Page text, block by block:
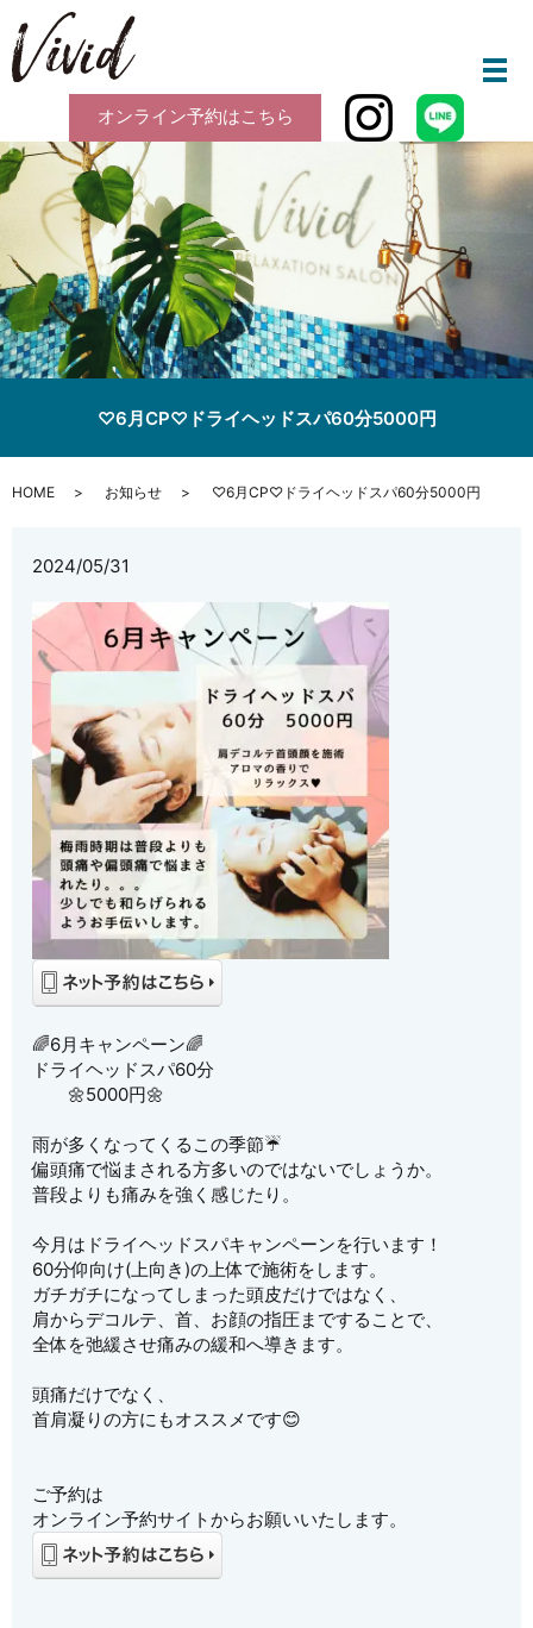
メ
オンライン予約はこちら
♡6月CP♡ドライヘッドスパ60分5000円
HOME お知らせ ♡6月CP♡ドライヘッドスパ60分5000円
2024/05/31
🌈6月キャンペーン🌈
ドライヘッドスパ60分
🌼5000円🌼
雨が多くなってくるこの季節☔
偏頭痛で悩まされる方多いのではないでしょうか。
普段よりも痛みを強く感じたり。
今月はドライヘッドスパキャンペーンを行います！
60分仰向け(上向き)の上体で施術をします。
ガチガチになってしまった頭皮だけではなく、
肩からデコルテ、首、お顔の指圧まですることで、
全体を弛緩させ痛みの緩和へ導きます。
頭痛だけでなく、
首肩凝りの方にもオススメです😊
ご予約は
オンライン予約サイトからお願いいたします。